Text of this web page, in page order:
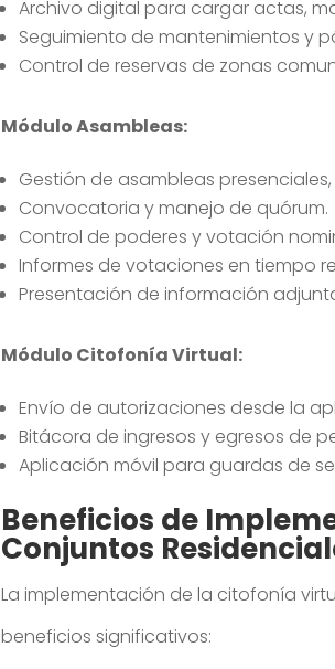
Archivo digital para cargar actas,
Seguimiento de mantenimientos y
Control de reservas de zonas
Módulo Asambleas:
Gestión de asambleas presenciales,
Convocatoria y manejo de quórum.
Control de poderes y votación
Informes de votaciones en tiempo
Presentación de información
Módulo Citofonía Virtual:
Envío de autorizaciones desde la
Bitácora de ingresos y egresos de
Aplicación móvil para guardas de
Beneficios de
Conjuntos
La implementación de la citofonía
beneficios significativos: